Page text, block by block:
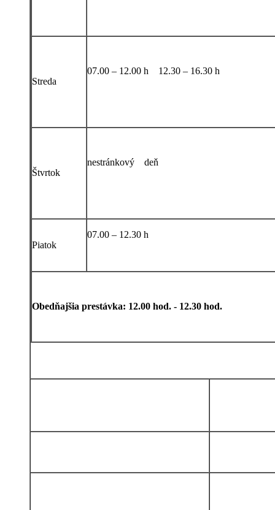
Streda
07.00 – 12.00 h 12.30 – 16.30 h
Štvrtok
nestránkový deň
Piatok
07.00 – 12.30 h
Obedňajšia prestávka: 12.00 hod. - 12.30 hod.